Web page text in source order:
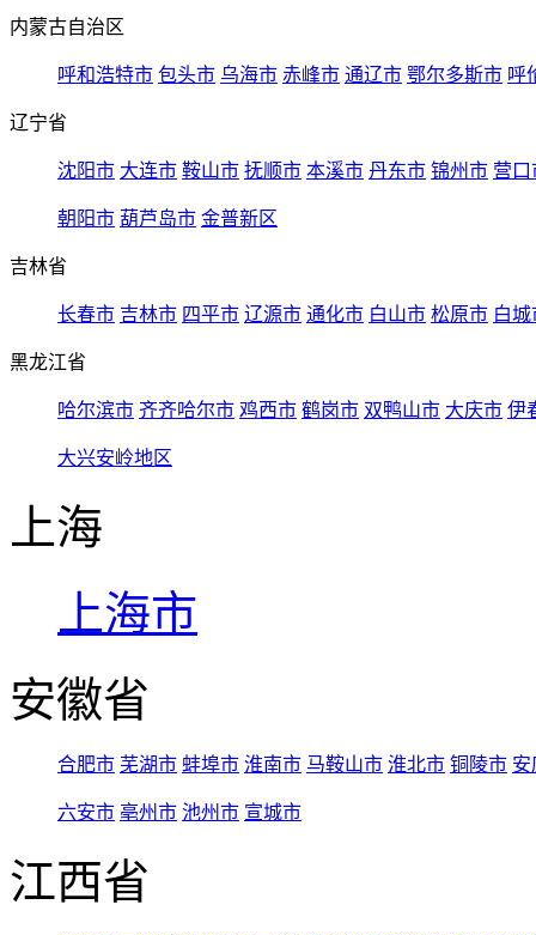
内蒙古自治区
呼和浩特市 包头市 乌海市 赤峰市 通辽市 鄂尔多斯市 呼
辽宁省
沈阳市 大连市 鞍山市 抚顺市 本溪市 丹东市 锦州市 营口
朝阳市 葫芦岛市 金普新区
吉林省
长春市 吉林市 四平市 辽源市 通化市 白山市 松原市 白城
黑龙江省
哈尔滨市 齐齐哈尔市 鸡西市 鹤岗市 双鸭山市 大庆市 伊
大兴安岭地区
上海
上海市
安徽省
合肥市 芜湖市 蚌埠市 淮南市 马鞍山市 淮北市 铜陵市 安
六安市 亳州市 池州市 宣城市
江西省